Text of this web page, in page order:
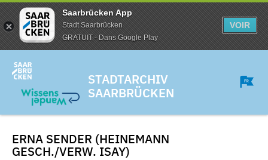
Saarbrücken App
Stadt Saarbrücken
GRATUIT - Dans Google Play
VOIR
STADTARCHIV
SAARBRÜCKEN
ERNA SENDER (HEINEMANN
GESCH./VERW. ISAY)